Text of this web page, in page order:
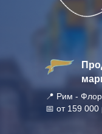
📍 Рим -
📅 от 159 000